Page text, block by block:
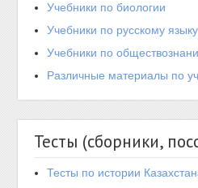
Учебники по биологии
Учебники по русскому языку
Учебники по
Различные материалы по
Тесты (сборники,
Тесты по истории